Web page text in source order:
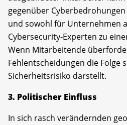
gegenüber
und sowohl für Unternehmen
Cybersecurity-Experten zu
Wenn Mitarbeitende
Fehlentscheidungen die Folge
Sicherheitsrisiko darstellt.
3. Politischer Einfluss
In sich rasch verändernden